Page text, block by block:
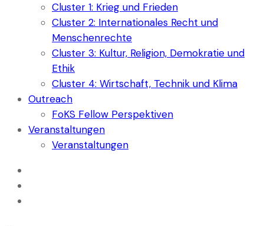
Cluster 1: Krieg und Frieden
Cluster 2: Internationales Recht und
Menschenrechte
Cluster 3: Kultur, Religion, Demokratie und
Ethik
Cluster 4: Wirtschaft, Technik und Klima
Outreach
FoKS Fellow Perspektiven
Veranstaltungen
Veranstaltungen